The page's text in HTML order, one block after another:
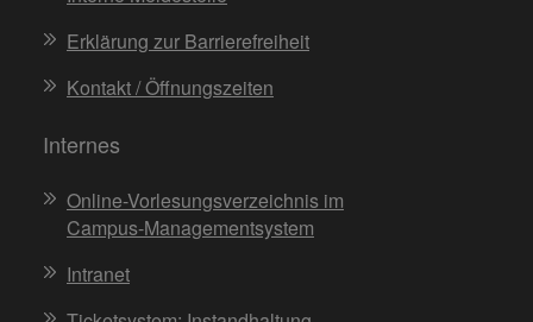
Erklärung zur Barrierefreiheit
Kontakt / Öffnungszeiten
Internes
Online-Vorlesungsverzeichnis im
Campus-Managementsystem
Intranet